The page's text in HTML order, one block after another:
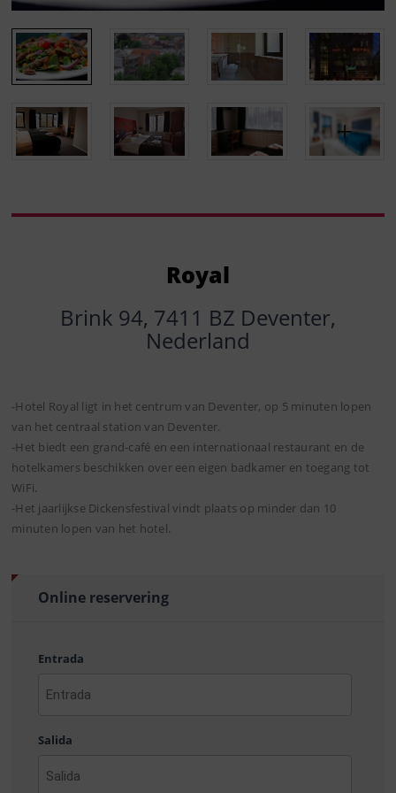
Royal
Brink 94, 7411 BZ Deventer,
Nederland
-Hotel Royal ligt in het centrum van Deventer, op 5 minuten lopen
van het centraal station van Deventer.
-Het biedt een grand-café en een internationaal restaurant en de
hotelkamers beschikken over een eigen badkamer en toegang tot
WiFi.
-Het jaarlijkse Dickensfestival vindt plaats op minder dan 10
minuten lopen van het hotel.
Online reservering
Entrada
AAAA
MM
DD
Salida
AAAA